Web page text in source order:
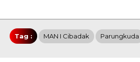
Tag : MAN I Cibadak Parungkuda